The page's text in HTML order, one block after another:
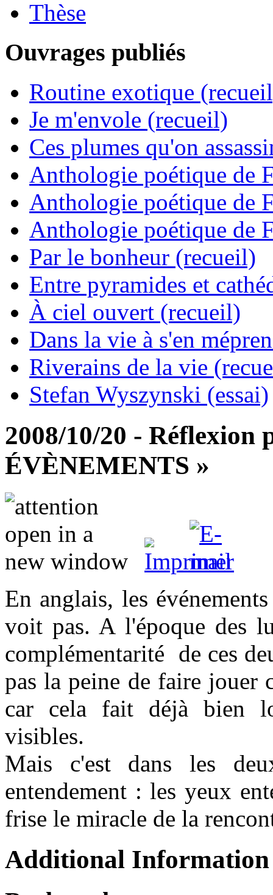
Thèse
Ouvrages publiés
Routine exotique
Je m'envole (recueil)
Ces plumes qu'on
Anthologie poétique de
Anthologie poétique de
Anthologie poétique de
Par le bonheur (recueil)
Entre pyramides et
À ciel ouvert (recueil)
Dans la vie à s'en
Riverains de la vie
Stefan Wyszynski (essai)
2008/10/20 - Réflexion
ÉVÈNEMENTS »
En anglais, les
voit pas. A l'époque des
complémentarité de ces
pas la peine de faire jouer
car cela fait déjà bien
visibles.
Mais c'est dans les
entendement : les yeux
frise le miracle de la
Additional Information